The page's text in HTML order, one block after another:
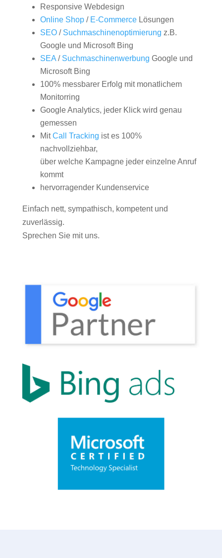
Responsive Webdesign
Online Shop/ E-CommerceLösungen
SEO/ Suchmaschinenoptimierung z.B.
Google und Microsoft Bing
SEA/ Suchmaschinenwerbung Google und
Microsoft Bing
100% messbarer Erfolg mit monatlichem
Monitorring
Google Analytics, jeder Klick wird genau
gemessen
MitCall Tracking ist es 100%
nachvollziehbar,
über welche Kampagne jeder einzelne Anruf
kommt
hervorragender Kundenservice
Einfach nett, sympathisch, kompetent und
zuverlässig.
Sprechen Sie mit uns.